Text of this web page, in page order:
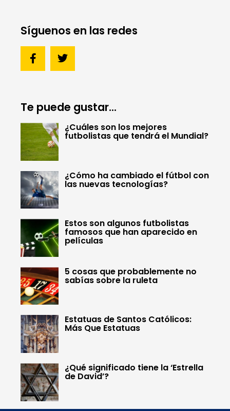
Síguenos en las redes
Te puede gustar...
¿Cuáles son los mejores
futbolistas que tendrá el Mundial?
¿Cómo ha cambiado el fútbol con
las nuevas tecnologías?
Estos son algunos futbolistas
famosos que han aparecido en
películas
5 cosas que probablemente no
sabías sobre la ruleta
Estatuas de Santos Católicos:
Más Que Estatuas
¿Qué significado tiene la ‘Estrella
de David’?